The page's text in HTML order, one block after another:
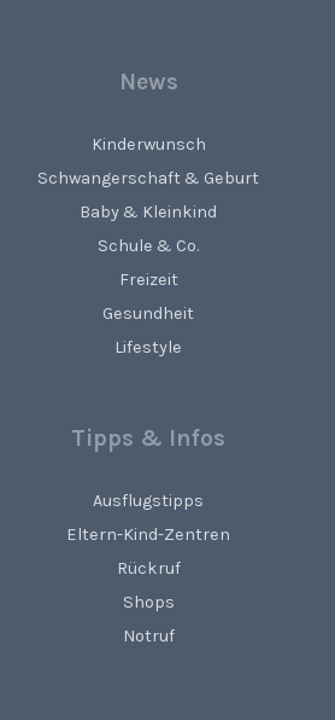
News
Kinderwunsch
Schwangerschaft & Geburt
Baby & Kleinkind
Schule & Co.
Freizeit
Gesundheit
Lifestyle
Tipps & Infos
Ausflugstipps
Eltern-Kind-Zentren
Rückruf
Shops
Notruf